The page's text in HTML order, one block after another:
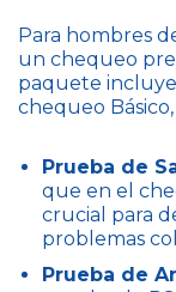
Para hombres
un chequeo
paquete
chequeo
Prueba de
que en el
crucial para
problemas
Prueba de